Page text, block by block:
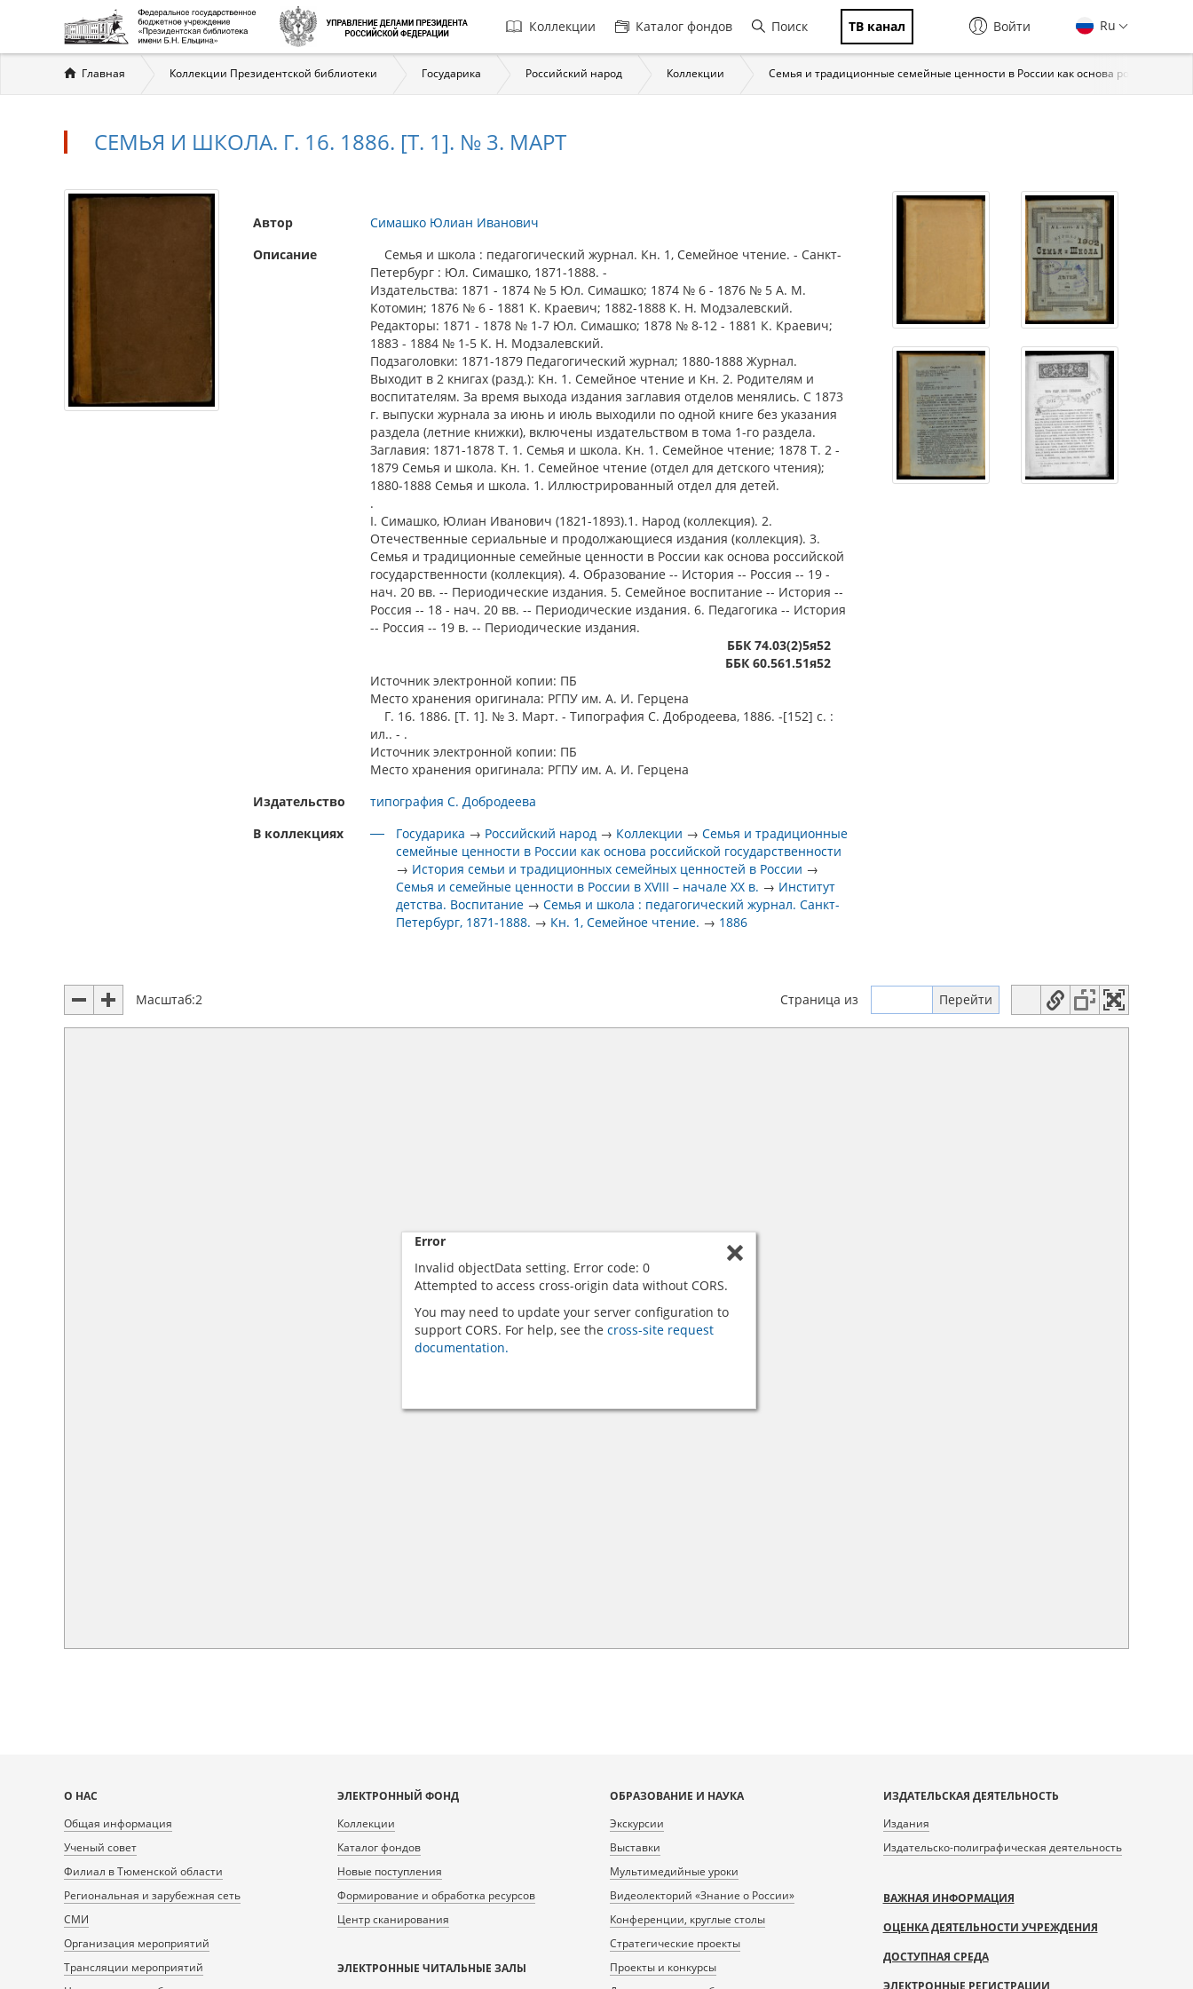
Главная
навигация
Коллекции Каталог фондов Поиск ТВ канал Ru
Войти
Вы
здесь
Главная Коллекции Президентской библиотеки Государика Российский народ Коллекции Семья и традиционные семейные ценности в России как основа российской
СЕМЬЯ И ШКОЛА. Г. 16. 1886. [Т. 1]. № 3. МАРТ
Автор
Симашко Юлиан Иванович
Описание
Семья и школа : педагогический журнал. Кн. 1, Семейное чтение. - Санкт-
Петербург : Юл. Симашко, 1871-1888. -
Издательства: 1871 - 1874 № 5 Юл. Симашко; 1874 № 6 - 1876 № 5 А. М.
Котомин; 1876 № 6 - 1881 К. Краевич; 1882-1888 К. Н. Модзалевский.
Редакторы: 1871 - 1878 № 1-7 Юл. Симашко; 1878 № 8-12 - 1881 К. Краевич;
1883 - 1884 № 1-5 К. Н. Модзалевский.
Подзаголовки: 1871-1879 Педагогический журнал; 1880-1888 Журнал.
Выходит в 2 книгах (разд.): Кн. 1. Семейное чтение и Кн. 2. Родителям и
воспитателям. За время выхода издания заглавия отделов менялись. С 1873
г. выпуски журнала за июнь и июль выходили по одной книге без указания
раздела (летние книжки), включены издательством в тома 1-го раздела.
Заглавия: 1871-1878 Т. 1. Семья и школа. Кн. 1. Семейное чтение; 1878 Т. 2 -
1879 Семья и школа. Кн. 1. Семейное чтение (отдел для детского чтения);
1880-1888 Семья и школа. 1. Иллюстрированный отдел для детей.
.
I. Симашко, Юлиан Иванович (1821-1893).1. Народ (коллекция). 2.
Отечественные сериальные и продолжающиеся издания (коллекция). 3.
Семья и традиционные семейные ценности в России как основа российской
государственности (коллекция). 4. Образование -- История -- Россия -- 19 -
нач. 20 вв. -- Периодические издания. 5. Семейное воспитание -- История --
Россия -- 18 - нач. 20 вв. -- Периодические издания. 6. Педагогика -- История
-- Россия -- 19 в. -- Периодические издания.
ББК 74.03(2)5я52
ББК 60.561.51я52
Источник электронной копии: ПБ
Место хранения оригинала: РГПУ им. А. И. Герцена
Г. 16. 1886. [Т. 1]. № 3. Март. - Типография С. Добродеева, 1886. -[152] с. :
ил.. - .
Источник электронной копии: ПБ
Место хранения оригинала: РГПУ им. А. И. Герцена
Издательство
типография С. Добродеева
В коллекциях
Государика → Российский народ → Коллекции →Семья и традиционные
семейные ценности в России как основа российской государственности
→ История семьи и традиционных семейных ценностей в России →
Семья и семейные ценности в России в XVIII – начале XX в. → Институт
детства. Воспитание →Семья и школа : педагогический журнал. Санкт-
Петербург, 1871-1888. → Кн. 1, Семейное чтение. → 1886
Масштаб:2 Страница из
Error
Invalid objectData setting. Error code: 0
Attempted to access cross-origin data without CORS.
You may need to update your server configuration to
support CORS. For help, see the cross-site request
documentation.
Карта
сайта
О НАС
Общая информация
Ученый совет
Филиал в Тюменской области
Региональная и зарубежная сеть
СМИ
Организация мероприятий
Трансляции мероприятий
ЭЛЕКТРОННЫЙ ФОНД
Коллекции
Каталог фондов
Новые поступления
Формирование и обработка ресурсов
Центр сканирования
ЭЛЕКТРОННЫЕ ЧИТАЛЬНЫЕ ЗАЛЫ
ОБРАЗОВАНИЕ И НАУКА
Экскурсии
Выставки
Мультимедийные уроки
Видеолекторий «Знание о России»
Конференции, круглые столы
Стратегические проекты
Проекты и конкурсы
ИЗДАТЕЛЬСКАЯ ДЕЯТЕЛЬНОСТЬ
Издания
Издательско-полиграфическая деятельность
ВАЖНАЯ ИНФОРМАЦИЯ
ОЦЕНКА ДЕЯТЕЛЬНОСТИ УЧРЕЖДЕНИЯ
ДОСТУПНАЯ СРЕДА
ЭЛЕКТРОННЫЕ РЕГИСТРАЦИИ